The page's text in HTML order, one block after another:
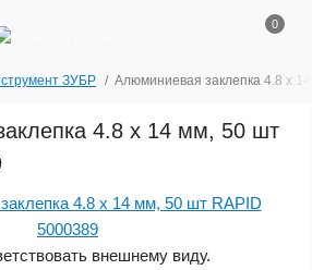
0
ЗУБР Алюминиевая заклепка 4.8 х
4.8 х 14 мм, 50 шт
внешнему виду.